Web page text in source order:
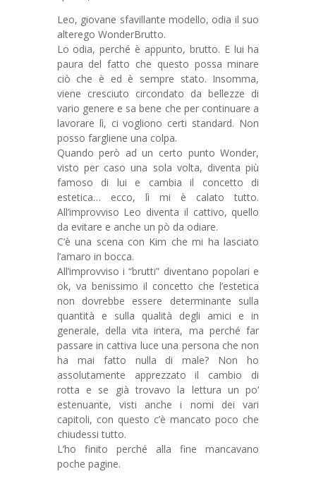
Leo, giovane sfavillante modello, odia il suo
alterego WonderBrutto.
Lo odia, perché è appunto, brutto. E lui ha
paura del fatto che questo possa minare
ciò che è ed è sempre stato. Insomma,
viene cresciuto circondato da bellezze di
vario genere e sa bene che per continuare a
lavorare lì, ci vogliono certi standard. Non
posso fargliene una colpa.
Quando però ad un certo punto Wonder,
visto per caso una sola volta, diventa più
famoso di lui e cambia il concetto di
estetica… ecco, lì mi è calato tutto.
All’improvviso Leo diventa il cattivo, quello
da evitare e anche un pò da odiare.
C’è una scena con Kim che mi ha lasciato
l’amaro in bocca.
All’improvviso i “brutti” diventano popolari e
ok, va benissimo il concetto che l’estetica
non dovrebbe essere determinante sulla
quantità e sulla qualità degli amici e in
generale, della vita intera, ma perché far
passare in cattiva luce una persona che non
ha mai fatto nulla di male? Non ho
assolutamente apprezzato il cambio di
rotta e se già trovavo la lettura un po’
estenuante, visti anche i nomi dei vari
capitoli, con questo c’è mancato poco che
chiudessi tutto.
L’ho finito perché alla fine mancavano
poche pagine.